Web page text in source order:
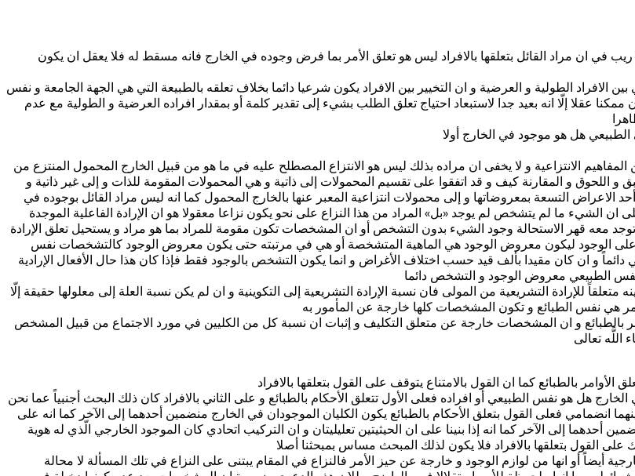
ريب في ان مراد القائل بتعلقها بالافراد ليس هو تعلق الأمر بما فرض وجوده في الخارج فانه مسقط له فلا يعقل ان يكون
الافراد الطولية و العرضية و ان التخيير بين الافراد يكون شرعيا دائما بخلاف تعلقه بالطبيعة التي هي الجهة الجامعة و نفس
ممكنا عقلا إلّا انه بعيد جدا لاستبعاد احتياج تعلق الطلب بشي‏ء إلى تقدير كلمة أو بمقدار افراده العرضية و الطولية مع عدم
هل هو موجود في الخارج أولا
الانتزاعية و لا يخفى ان مراده بذلك ليس هو الانتزاع المصطلح عليه في ما هو من قبيل الخارج المحمول المنتزع من
و المقارنة كيف و قد اتفقوا على تقسيم المحمولات إلى ذاتية و هي المحمولات المقومة للذات و إلى غير ذاتية و
التسعة بمعروضاتها و إلى محمولات انتزاعية المعبر عنها بالخارج المحمول كما انه ليس مراد القائل بوجوده في
ما لم يتشخص لم يوجد «بل» المراد من هذا النزاع على نحو يكون نزاعا معقولا هو ان الإرادة الفاعلية الموجدة
قهر الاستحالة وجود الشي‏ء بدون التشخص أو ان المشخصات تكون مقومة للمراد بما هو مراد و يستحيل تعلق الإرادة
الوجود ليكون معروض الوجود هي الماهية المتشخصة أو هي في مرتبته حتى يكون معروض الوجود كالتشخصات نفس
دائماً و ان كان مقيدا بألف قيد حسب اختلاف الأغراض و انما يكون التشخص بالوجود فقط فإذا كان هذا حال الأفعال الإرادية
نفس الطبيعي معروض الوجود و التشخص دائما
متعلقاً للإرادة التشريعية من المولى فان نسبة الإرادة التشريعية إلى التكوينية و ان لم يكن نسبة العلة إلى معلولها حقيقة إلّا
هي نفس الطبائع و تكون المشخصات كلها خارجة عن المأمور به
بالطبائع و ان المشخصات خارجة عن متعلق التكليف و إثبات ان نسبة كل من الكليين في مورد الاجتماع من قبيل المشخص
تعالى‏
بالطبائع‏ كما ان القول بالامتناع يتوقف على القول بتعلقها بالافراد
هل هو نفس الطبيعي أو افراده فعلى الأول تتعلق الأحكام بالطبائع و على الثاني بالافراد كان ذلك البحث أجنبياً عما نحن
انضمامي فعلى القول بتعلق الأحكام بالطبائع يكون الكليان الموجودان في الخارج منضمين أحدهما إلى الآخر كما انه على
أحدهما إلى الآخر كما انه إذا بنينا على ان الحيثيتين تعليليتان و ان التركيب اتحادي كان الموجود الخارجي الّذي له هوية
على القول بتعلقها بالافراد فلا يكون لذلك المبحث مساس بمبحثنا أصلا
أيضاً أو انها من لوازم الوجود و خارجة عن حيز الأمر فالنزاع في المقام يبتنى على النزاع في تلك المسألة لا محالة